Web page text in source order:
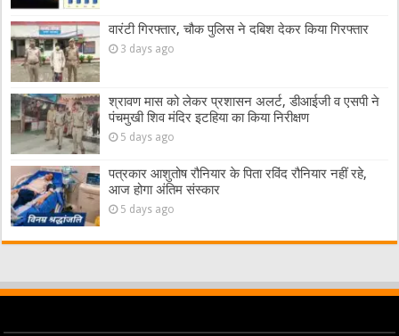
वारंटी गिरफ्तार, चौक पुलिस ने दबिश देकर किया गिरफ्तार
3 days ago
श्रावण मास को लेकर प्रशासन अलर्ट, डीआईजी व एसपी ने
पंचमुखी शिव मंदिर इटहिया का किया निरीक्षण
5 days ago
पत्रकार आशुतोष रौनियार के पिता रविंद रौनियार नहीं रहे,
आज होगा अंतिम संस्कार
5 days ago